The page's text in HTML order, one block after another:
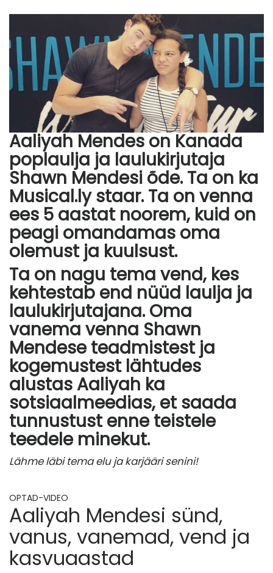
Aaliyah Mendes on Kanada
poplaulja ja laulukirjutaja
Shawn Mendesi õde. Ta on ka
Musical.ly staar. Ta on venna
ees 5 aastat noorem, kuid on
peagi omandamas oma
olemust ja kuulsust.
Ta on nagu tema vend, kes
kehtestab end nüüd laulja ja
laulukirjutajana. Oma
vanema venna Shawn
Mendese teadmistest ja
kogemustest lähtudes
alustas Aaliyah ka
sotsiaalmeedias, et saada
tunnustust enne teistele
teedele minekut.
Lähme läbi tema elu ja karjääri senini!
OPTAD-VIDEO
Aaliyah Mendesi sünd,
vanus, vanemad, vend ja
kasvuaastad